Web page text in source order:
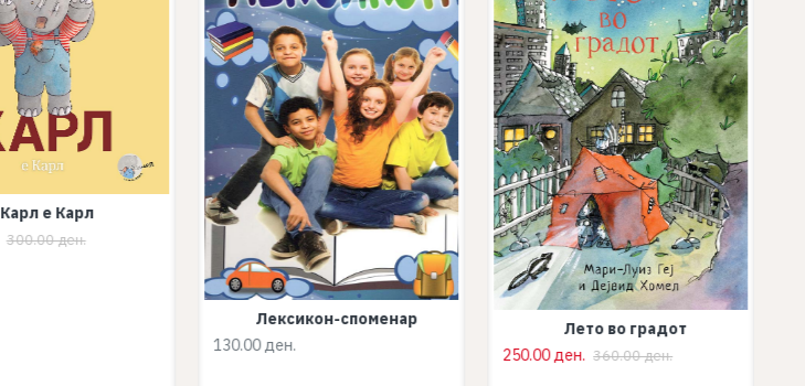
Карл е Карл
300.00 ден.
Лексикон-споменар
130.00 ден.
Лето во градот
250.00 ден. 360.00 ден.